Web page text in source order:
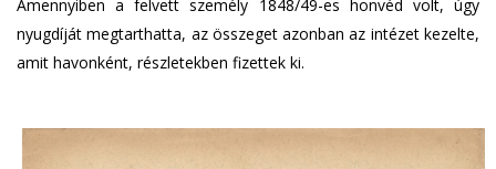
Amennyiben a felvett személy 1848/49-es honvéd volt, úgy
nyugdíját megtarthatta, az összeget azonban az intézet kezelte,
amit havonként, részletekben fizettek ki.